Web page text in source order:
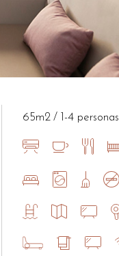
65m2 1-4 personas